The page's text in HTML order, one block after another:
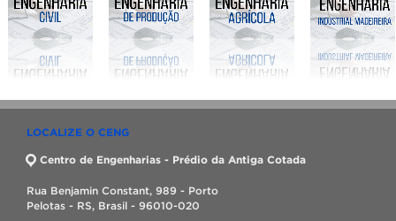
LOCALIZE O CENG
Centro de Engenharias - Prédio da Antiga Cotada
Rua Benjamin Constant, 989 - Porto
Pelotas - RS, Brasil - 96010-020